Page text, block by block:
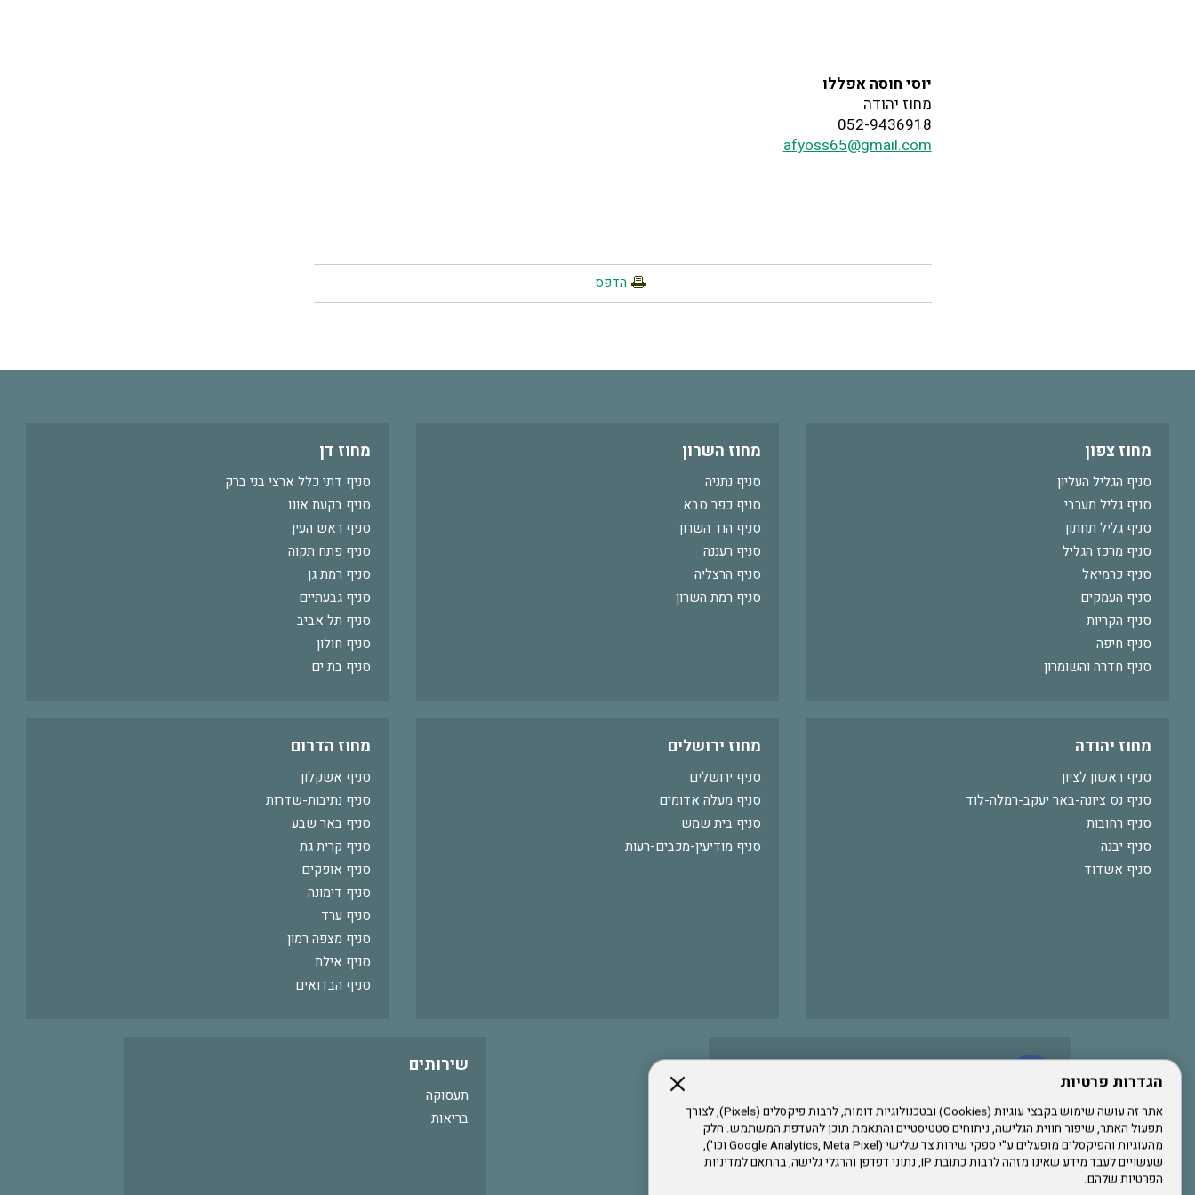
הגדרות פרטיות
אתר זה עושה שימוש בקבצי עוגיות (Cookies) ובטכנולוגיות דומות, לרבות פיקסלים (Pixels), לצורך
תפעול האתר, שיפור חווית הגלישה, ניתוחים סטטיסטיים והתאמת תוכן להעדפת המשתמש. חלק
מהעוגיות והפיקסלים מופעלים ע"י ספקי שירות צד שלישי (Google Analytics, Meta Pixel וכו'),
שעשויים לעבד מידע שאינו מזהה לרבות כתובת IP, נתוני דפדפן והרגלי גלישה, בהתאם למדיניות
הפרטיות שלהם.
יוסי חוסה אפללו
מחוז יהודה
052-9436918
afyoss65@gmail.com
הדפס
מחוז צפון
סניף הגליל העליון
סניף גליל מערבי
סניף גליל תחתון
סניף מרכז הגליל
סניף כרמיאל
סניף העמקים
סניף הקריות
סניף חיפה
סניף חדרה והשומרון
מחוז השרון
סניף נתניה
סניף כפר סבא
סניף הוד השרון
סניף רעננה
סניף הרצליה
סניף רמת השרון
מחוז דן
סניף דתי כלל ארצי בני ברק
סניף בקעת אונו
סניף ראש העין
סניף פתח תקוה
סניף רמת גן
סניף גבעתיים
סניף תל אביב
סניף חולון
סניף בת ים
מחוז יהודה
סניף ראשון לציון
סניף נס ציונה-באר יעקב-רמלה-לוד
סניף רחובות
סניף יבנה
סניף אשדוד
מחוז ירושלים
סניף ירושלים
סניף מעלה אדומים
סניף בית שמש
סניף מודיעין-מכבים-רעות
מחוז הדרום
סניף אשקלון
סניף נתיבות-שדרות
סניף באר שבע
סניף קרית גת
סניף אופקים
סניף דימונה
סניף ערד
סניף מצפה רמון
סניף אילת
סניף הבדואים
הרשמו לערוץ היוטיוב שלנו
שירותים
תעסוקה
בריאות